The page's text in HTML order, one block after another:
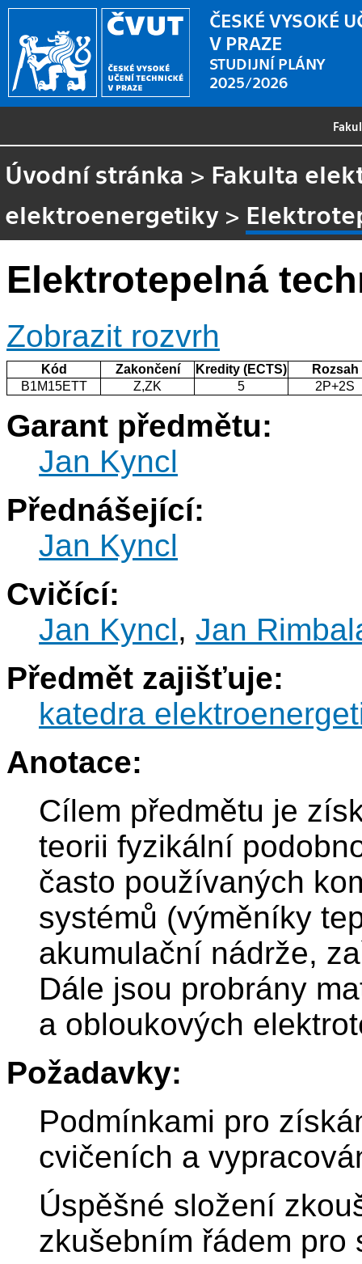
ČESKÉ VYSOKÉ
V PRAZE
STUDIJNÍ PLÁNY
2025/2026
Úvodní stránka > Fakulta
elektroenergetiky >
Elektrotepelná
Zobrazit rozvrh
Kód Zakončení Kredity (ECTS)
Rozsah
B1M15ETT
Z,ZK 5 2P+2S
Garant předmětu:
Jan Kyncl
Přednášející:
Jan Kyncl
Cvičící:
Jan Kyncl, Jan
Předmět zajišťuje:
katedra
Anotace:
Cílem předmětu je
teorii fyzikální
často používaných
systémů (výměníky
akumulační nádrže,
Dále jsou probrány
a obloukových
Požadavky:
Podmínkami pro
cvičeních a
Úspěšné složení
zkušebním řádem pro